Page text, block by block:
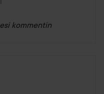
kommentin
sitten